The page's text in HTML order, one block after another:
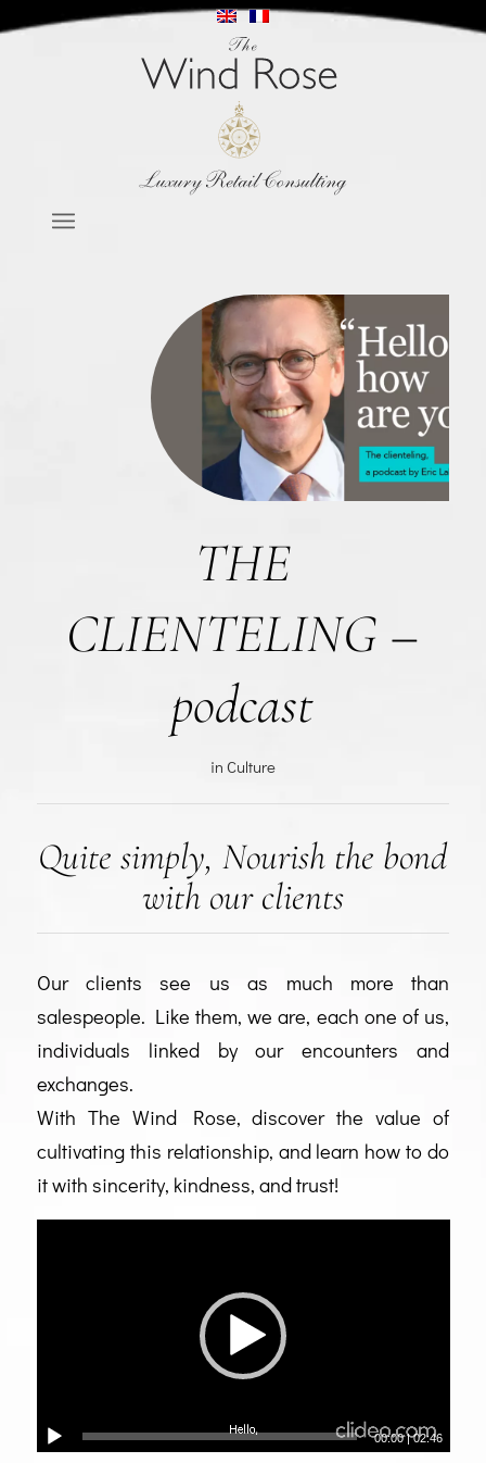
THE
CLIENTELING –
podcast
in Culture
Quite simply, Nourish the bond
with our clients
Our clients see us as much more than
salespeople. Like them, we are, each one of us,
individuals linked by our encounters and
exchanges.
With The Wind Rose, discover the value of
cultivating this relationship, and learn how to do
it with sincerity, kindness, and trust!
00:00|02:46